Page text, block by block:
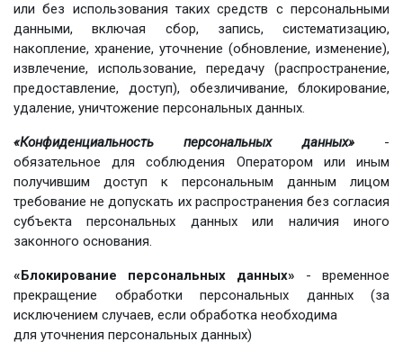
или без использования таких средств с персональными
данными, включая сбор, запись, систематизацию,
накопление, хранение, уточнение (обновление, изменение),
извлечение, использование, передачу (распространение,
предоставление, доступ), обезличивание, блокирование,
удаление, уничтожение персональных данных.
«Конфиденциальность персональных данных»-
обязательное для соблюдения Оператором или иным
получившим доступ к персональным данным лицом
требование не допускать их распространения без согласия
субъекта персональных данных или наличия иного
законного основания.
«Блокирование персональных данных» - временное
прекращение обработки персональных данных (за
исключением случаев, если обработка необходима
для уточнения персональных данных)